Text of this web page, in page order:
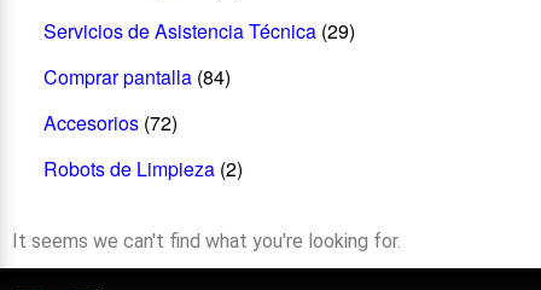
Servicios de Asistencia Técnica (29)
Comprar pantalla (84)
Accesorios (72)
Robots de Limpieza (2)
It seems we can't find what you're looking for.